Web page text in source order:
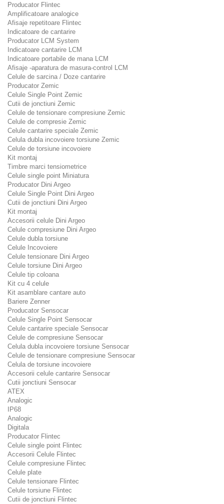
Producator Flintec
Amplificatoare analogice
Afisaje repetitoare Flintec
Indicatoare de cantarire
Producator LCM System
Indicatoare cantarire LCM
Indicatoare portabile de mana LCM
Afisaje -aparatura de masura-control LCM
Celule de sarcina / Doze cantarire
Producator Zemic
Celule Single Point Zemic
Cutii de jonctiuni Zemic
Celule de tensionare compresiune Zemic
Celule de compresie Zemic
Celule cantarire speciale Zemic
Celula dubla incovoiere torsiune Zemic
Celule de torsiune incovoiere
Kit montaj
Timbre marci tensiometrice
Celule single point Miniatura
Producator Dini Argeo
Celule Single Point Dini Argeo
Cutii de jonctiuni Dini Argeo
Kit montaj
Accesorii celule Dini Argeo
Celule compresiune Dini Argeo
Celule dubla torsiune
Celule Incovoiere
Celule tensionare Dini Argeo
Celule torsiune Dini Argeo
Celule tip coloana
Kit cu 4 celule
Kit asamblare cantare auto
Bariere Zenner
Producator Sensocar
Celule Single Point Sensocar
Celule cantarire speciale Sensocar
Celule de compresiune Sensocar
Celula dubla incovoiere torsiune Sensocar
Celule de tensionare compresiune Sensocar
Celula de torsiune incovoiere
Accesorii celule cantarire Sensocar
Cutii jonctiuni Sensocar
ATEX
Analogic
IP68
Analogic
Digitala
Producator Flintec
Celule single point Flintec
Accesorii Celule Flintec
Celule compresiune Flintec
Celule plate
Celule tensionare Flintec
Celule torsiune Flintec
Cutii de jonctiuni Flintec